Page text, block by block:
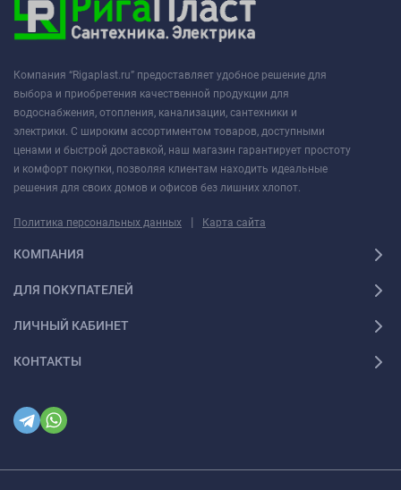
Компания “Rigaplast.ru” предоставляет удобное решение для
выбора и приобретения качественной продукции для
водоснабжения, отопления, канализации, сантехники и
электрики. С широким ассортиментом товаров, доступными
ценами и быстрой доставкой, наш магазин гарантирует простоту
и комфорт покупки, позволяя клиентам находить идеальные
решения для своих домов и офисов без лишних хлопот.
Политика персональных данных | Карта сайта
КОМПАНИЯ
ДЛЯ ПОКУПАТЕЛЕЙ
ЛИЧНЫЙ КАБИНЕТ
КОНТАКТЫ